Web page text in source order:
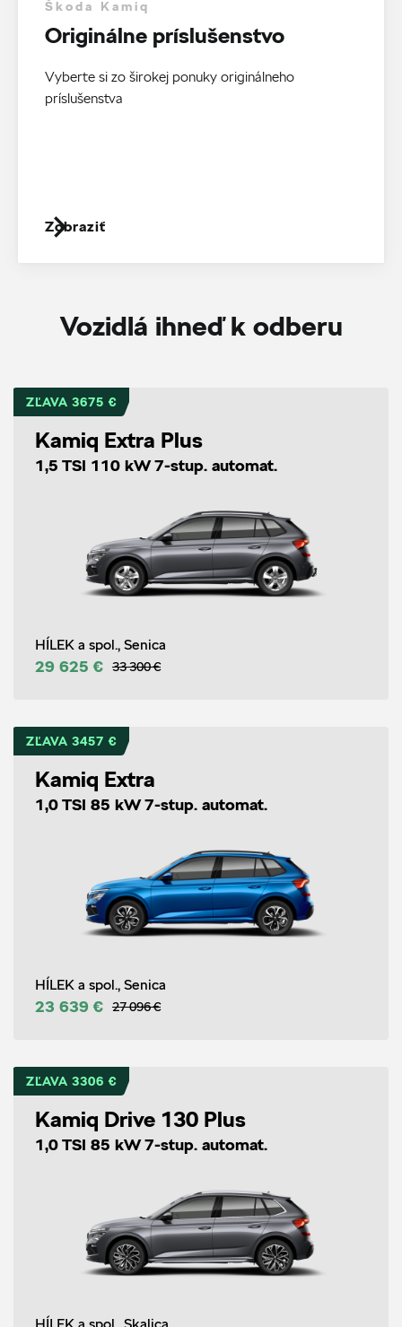
Škoda Kamiq
Originálne príslušenstvo
Vyberte si zo širokej ponuky originálneho
príslušenstva
Zobraziť
Vozidlá ihneď k odberu
ZĽAVA 3675 €
Kamiq Extra Plus
1,5 TSI 110 kW 7-stup. automat.
HÍLEK a spol., Senica
29 625 € 33 300 €
ZĽAVA 3457 €
Kamiq Extra
1,0 TSI 85 kW 7-stup. automat.
HÍLEK a spol., Senica
23 639 € 27 096 €
ZĽAVA 3306 €
Kamiq Drive 130 Plus
1,0 TSI 85 kW 7-stup. automat.
HÍLEK a spol., Skalica